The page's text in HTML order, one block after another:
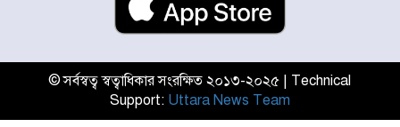
৫৩ নং ওয়ার্ডের সড়কে নেমপ্লেট
স্থাপনের উদ্যোগ চান মিয়া ব্যাপারীর
৭ জেলায় ঝোড়ো হাওয়াসহ বজ্রবৃষ্টির
শঙ্কা
© সর্বস্বত্ব স্বত্বাধিকার সংরক্ষিত ২০১৩-২০২৫ | Technical
Support: Uttara News Team